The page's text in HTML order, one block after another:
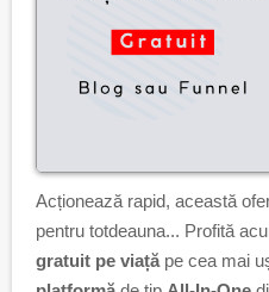
Acționează rapid, această
pentru totdeauna... Profită
gratuit pe viață pe cea mai